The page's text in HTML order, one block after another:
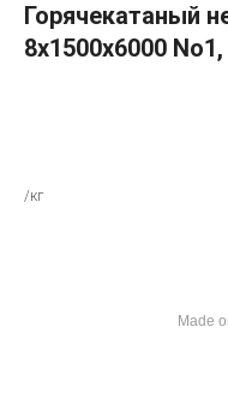
Горячекатаный
8х1500х6000
/кг
Made